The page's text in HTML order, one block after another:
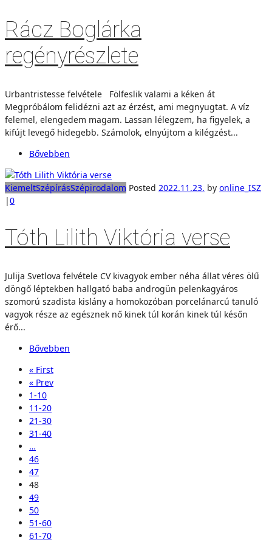
Rácz Boglárka
regényrészlete
Urbantristesse felvétele Fölfeslik valami a kéken át
Megpróbálom felidézni azt az érzést, ami megnyugtat. A víz
felemel, elengedem magam. Lassan lélegzem, ha figyelek, a
kifújt levegő hidegebb. Számolok, elnyújtom a kilégzést...
Bővebben
KiemeltSzépírásSzépirodalom Posted 2022.11.23. by online_ISZ
|0
Tóth Lilith Viktória verse
Julija Svetlova felvétele CV kivagyok ember néha állat véres ölű
döngő léptekben hallgató baba androgün pelenkagyáros
szomorú szadista kislány a homokozóban porcelánarcú tanuló
vagyok része az egésznek nő kinek túl korán kinek túl későn
érő...
Bővebben
« First
« Prev
1-10
11-20
21-30
31-40
…
46
47
48
49
50
51-60
61-70